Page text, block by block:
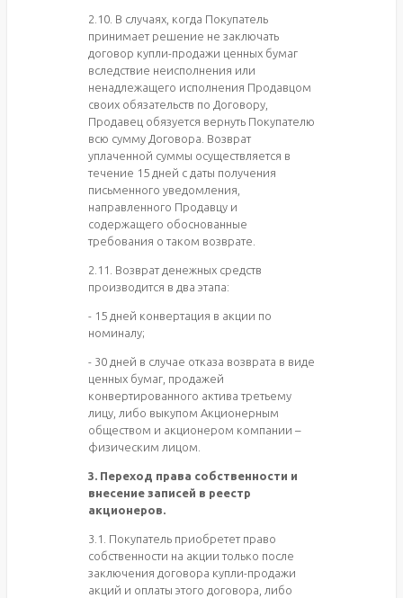
2.10. В случаях, когда Покупатель
принимает решение не заключать
договор купли-продажи ценных бумаг
вследствие неисполнения или
ненадлежащего исполнения Продавцом
своих обязательств по Договору,
Продавец обязуется вернуть Покупателю
всю сумму Договора. Возврат
уплаченной суммы осуществляется в
течение 15 дней с даты получения
письменного уведомления,
направленного Продавцу и
содержащего обоснованные
требования о таком возврате.
2.11. Возврат денежных средств
производится в два этапа:
- 15 дней конвертация в акции по
номиналу;
- 30 дней в случае отказа возврата в виде
ценных бумаг, продажей
конвертированного актива третьему
лицу, либо выкупом Акционерным
обществом и акционером компании –
физическим лицом.
3. Переход права собственности и
внесение записей в реестр
акционеров.
3.1. Покупатель приобретет право
собственности на акции только после
заключения договора купли-продажи
акций и оплаты этого договора, либо